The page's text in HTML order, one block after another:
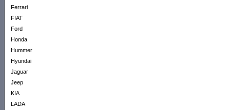
Ferrari
FIAT
Ford
Honda
Hummer
Hyundai
Jaguar
Jeep
KIA
LADA